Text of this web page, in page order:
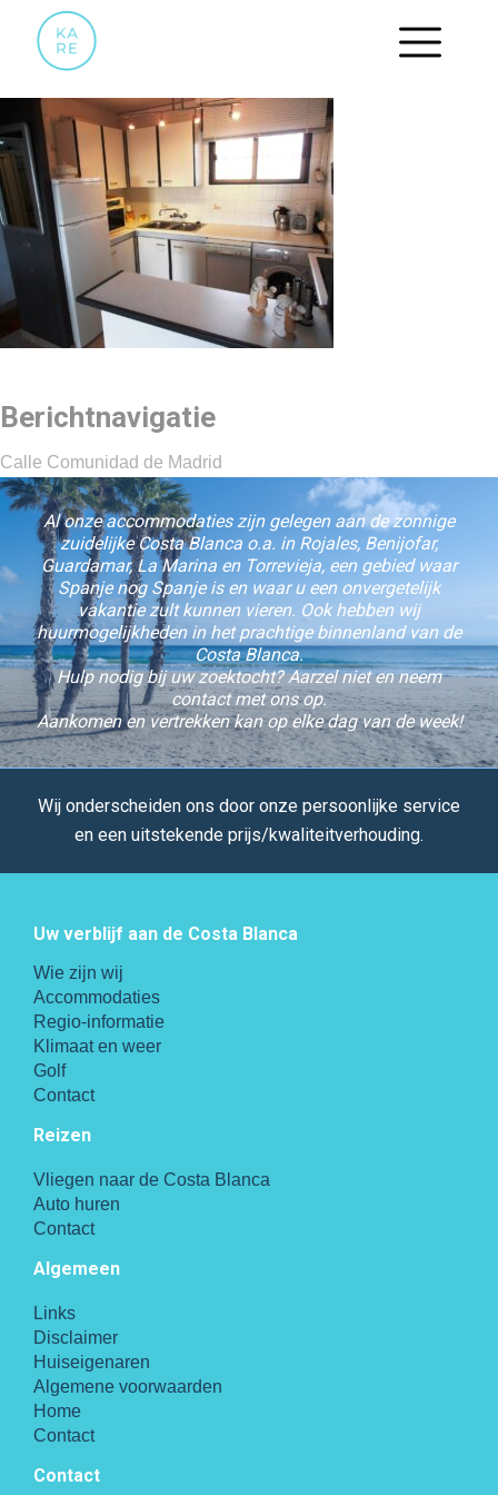
OLYMPUS DIGITAL CAMERA
Berichtnavigatie
Calle Comunidad de Madrid
Al onze accommodaties zijn gelegen aan de zonnige
zuidelijke Costa Blanca o.a. in Rojales, Benijofar,
Guardamar, La Marina en Torrevieja, een gebied waar
Spanje nog Spanje is en waar u een onvergetelijk
vakantie zult kunnen vieren. Ook hebben wij
huurmogelijkheden in het prachtige binnenland van de
Costa Blanca.
Hulp nodig bij uw zoektocht? Aarzel niet en neem
contact met ons op.
Aankomen en vertrekken kan op elke dag van de week!
Wij onderscheiden ons door onze persoonlijke service
en een uitstekende prijs/kwaliteitverhouding.
Uw verblijf aan de Costa Blanca
Wie zijn wij
Accommodaties
Regio-informatie
Klimaat en weer
Golf
Contact
Reizen
Vliegen naar de Costa Blanca
Auto huren
Contact
Algemeen
Links
Disclaimer
Huiseigenaren
Algemene voorwaarden
Home
Contact
Contact